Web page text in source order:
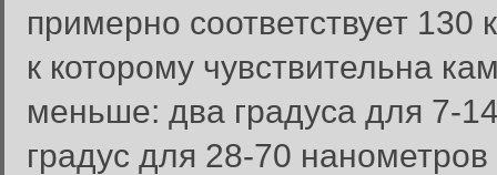
примерно соответствует 130
к которому чувствительна
меньше: два градуса для 7-
градус для 28-70